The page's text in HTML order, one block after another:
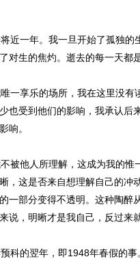
近一年。我一旦开始了孤独的
对生的焦灼。逝去的每一天都
一享乐的场所，我在这里没有
也受到他们的影响，我承认
响。
被他人所理解，这成为我的惟
，这是否来自想理解自己的
一部分变得不透明。这种陶醉
说，明晰才是我自己，反过来
的翌年，即1948年春假的事